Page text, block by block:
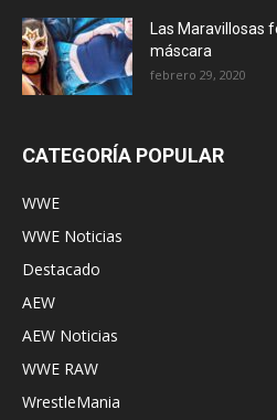
Las Maravillosas
máscara
febrero 29, 2020
CATEGORÍA POPULAR
WWE
WWE Noticias
Destacado
AEW
AEW Noticias
WWE RAW
WrestleMania